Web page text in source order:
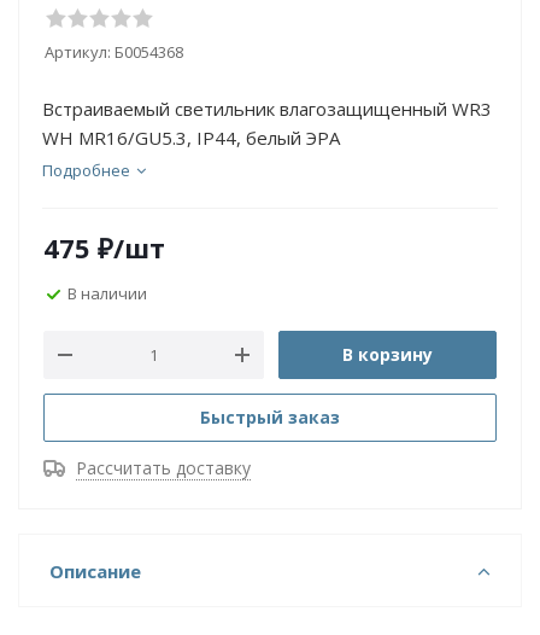
Артикул: Б0054368
Встраиваемый светильник влагозащищенный WR3
WH MR16/GU5.3, IP44, белый ЭРА
Подробнее
475 ₽/шт
В наличии
В корзину
Быстрый заказ
Рассчитать доставку
Описание